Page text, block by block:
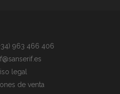
963 466 406
legal
de venta